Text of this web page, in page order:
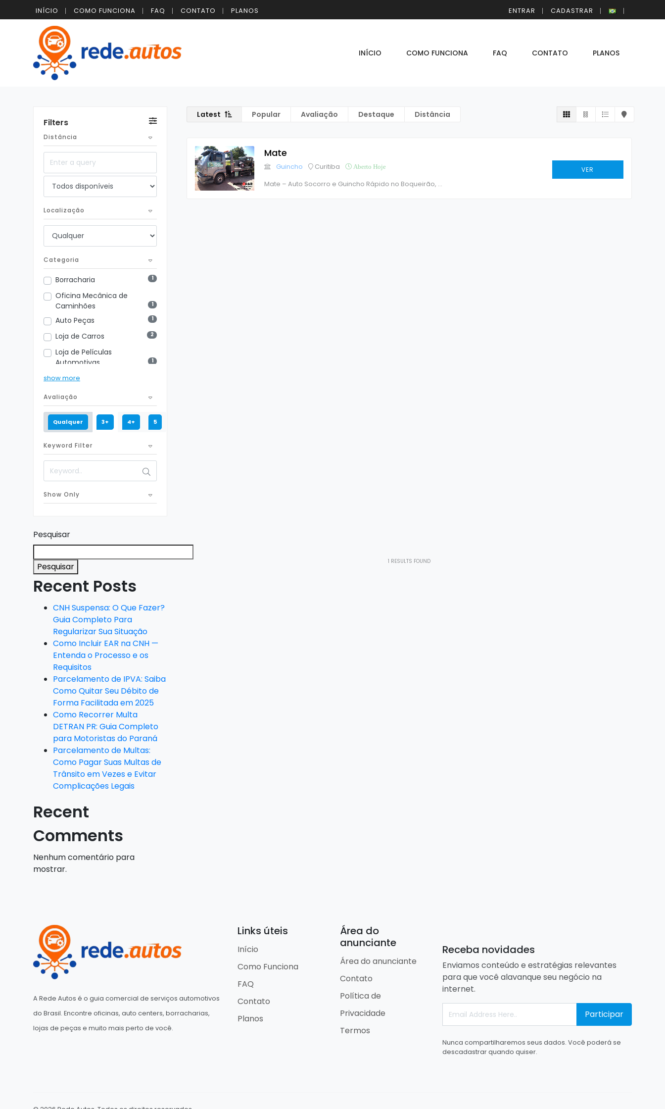
INÍCIO COMO FUNCIONA FAQ CONTATO PLANOS ENTRAR CADASTRAR
INÍCIO COMO FUNCIONA FAQ CONTATO PLANOS
Filters
Distância
Localização
Categoria
Borracharia 1
Oficina Mecânica de
Caminhões
1
Auto Peças 1
Loja de Carros 2
Loja de Películas
Automotivas
1
Oficina Mecânica de Motos
Escapamento Automotivo
Auto Center 2
Oficina Mecânica
Assessoria de Trânsito 1
Oficina de Lataria e Pintura
3
1
show more
Avaliação
Qualquer 3+ 4+ 5
Keyword Filter
Show Only
Pesquisar
Pesquisar
Recent Posts
CNH Suspensa: O Que Fazer?
Guia Completo Para
Regularizar Sua Situação
Como Incluir EAR na CNH —
Entenda o Processo e os
Requisitos
Parcelamento de IPVA: Saiba
Como Quitar Seu Débito de
Forma Facilitada em 2025
Como Recorrer Multa
DETRAN PR: Guia Completo
para Motoristas do Paraná
Parcelamento de Multas:
Como Pagar Suas Multas de
Trânsito em Vezes e Evitar
Complicações Legais
Recent
Comments
Nenhum comentário para
mostrar.
Latest Popular Avaliação Destaque Distância
Mate
Guincho Curitiba Aberto Hoje
Mate – Auto Socorro e Guincho Rápido no Boqueirão, ...
VER
1 RESULTS FOUND
A Rede Autos é o guia comercial de serviços automotivos
do Brasil. Encontre oficinas, auto centers, borracharias,
lojas de peças e muito mais perto de você.
Links úteis
Início
Como Funciona
FAQ
Contato
Planos
Área do
anunciante
Área do anunciante
Contato
Política de
Privacidade
Termos
Receba novidades
Enviamos conteúdo e estratégias relevantes
para que você alavanque seu negócio na
internet.
Participar
Nunca compartilharemos seus dados. Você poderá se
descadastrar quando quiser.